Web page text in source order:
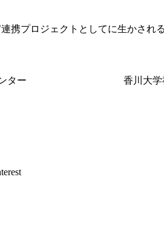
携プロジェクトとしてに生かされ
センター 香川大学社会